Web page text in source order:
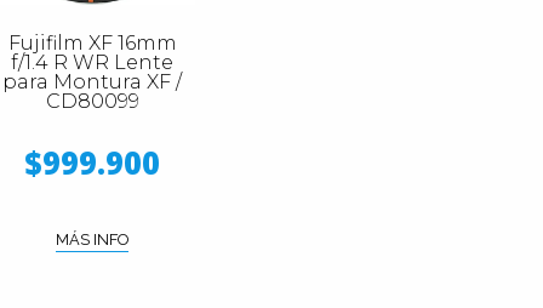
Fujifilm XF 16mm
f/1.4 R WR Lente
para Montura XF /
CD80099
$999.900
MÁS INFO